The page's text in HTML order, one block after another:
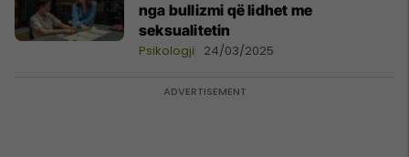
nga bullizmi që lidhet me
seksualitetin
Psikologji 24/03/2025